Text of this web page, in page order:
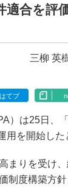
適合を評
三柳 英
はてブ
）は25日、
を開始した
りを受け
制度構築方